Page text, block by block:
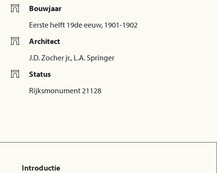
Bouwjaar
Eerste helft 19de eeuw, 1901-1902
Architect
J.D. Zocher jr., L.A. Springer
Status
Rijksmonument 21128
Introductie